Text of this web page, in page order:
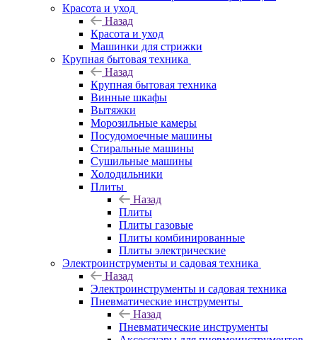
Красота и уход
Назад
Красота и уход
Машинки для стрижки
Крупная бытовая техника
Назад
Крупная бытовая техника
Винные шкафы
Вытяжки
Морозильные камеры
Посудомоечные машины
Стиральные машины
Сушильные машины
Холодильники
Плиты
Назад
Плиты
Плиты газовые
Плиты комбинированные
Плиты электрические
Электроинструменты и садовая техника
Назад
Электроинструменты и садовая техника
Пневматические инструменты
Назад
Пневматические инструменты